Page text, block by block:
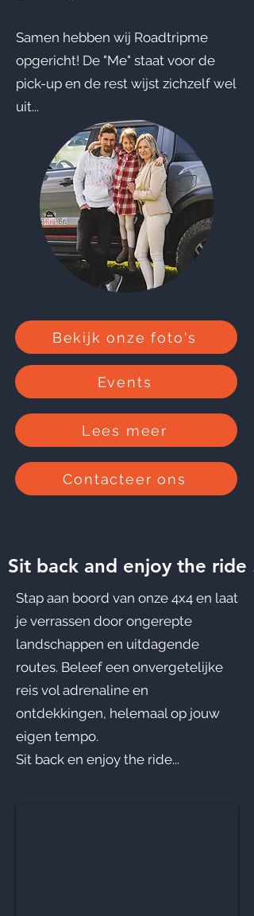
Samen hebben wij Roadtripme
opgericht! De "Me" staat voor de
pick-up en de rest wijst zichzelf wel
uit...
Bekijk onze foto's
Events
Lees meer
Contacteer ons
Sit back and enjoy the ride
Stap aan boord van onze 4x4 en laat
je verrassen door ongerepte
landschappen en uitdagende
routes. Beleef een onvergetelijke
reis vol adrenaline en
ontdekkingen, helemaal op jouw
eigen tempo.
Sit back en enjoy the ride...